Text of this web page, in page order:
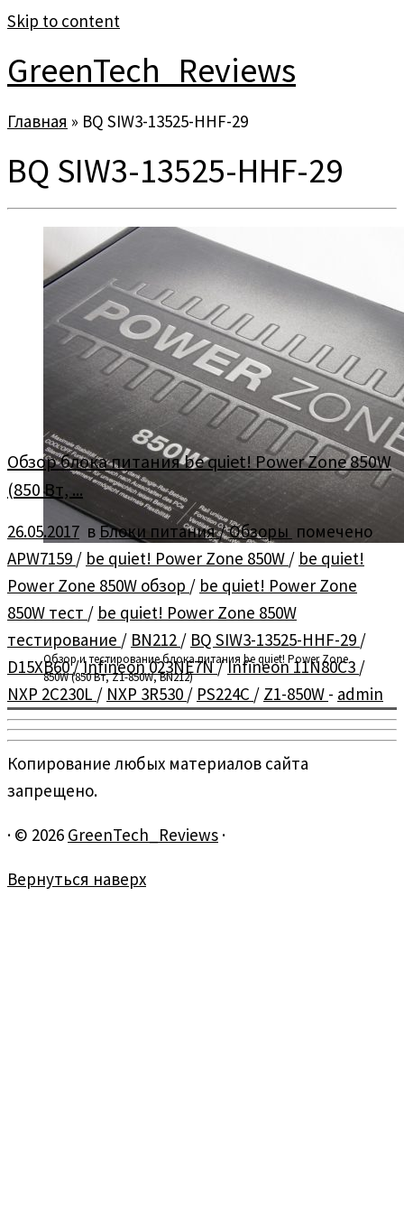
Skip to content
GreenTech_Reviews
Главная » BQ SIW3-13525-HHF-29
BQ SIW3-13525-HHF-29
Обзор и тестирование блока питания be quiet! Power Zone
850W (850 Вт, Z1-850W, BN212)
Обзор блока питания be quiet! Power Zone 850W
(850 Вт, ...
26.05.2017 в Блоки питания/Обзоры помечено
APW7159 / be quiet! Power Zone 850W / be quiet!
Power Zone 850W обзор / be quiet! Power Zone
850W тест / be quiet! Power Zone 850W
тестирование / BN212 / BQ SIW3-13525-HHF-29 /
D15XB60/Infineon 023NE7N/Infineon 11N80C3 /
NXP 2C230L / NXP 3R530 / PS224C / Z1-850W - admin
Копирование любых материалов сайта
запрещено.
· © 2026 GreenTech_Reviews ·
Вернуться наверх